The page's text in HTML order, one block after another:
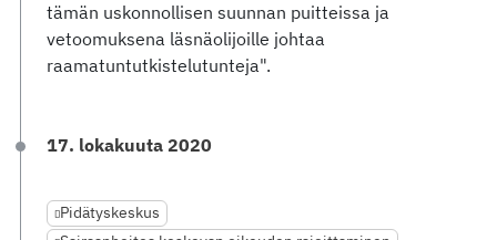
tämän uskonnollisen suunnan puitteissa ja
vetoomuksena läsnäolijoille johtaa
raamatuntutkistelutunteja".
17. lokakuuta 2020
Pidätyskeskus